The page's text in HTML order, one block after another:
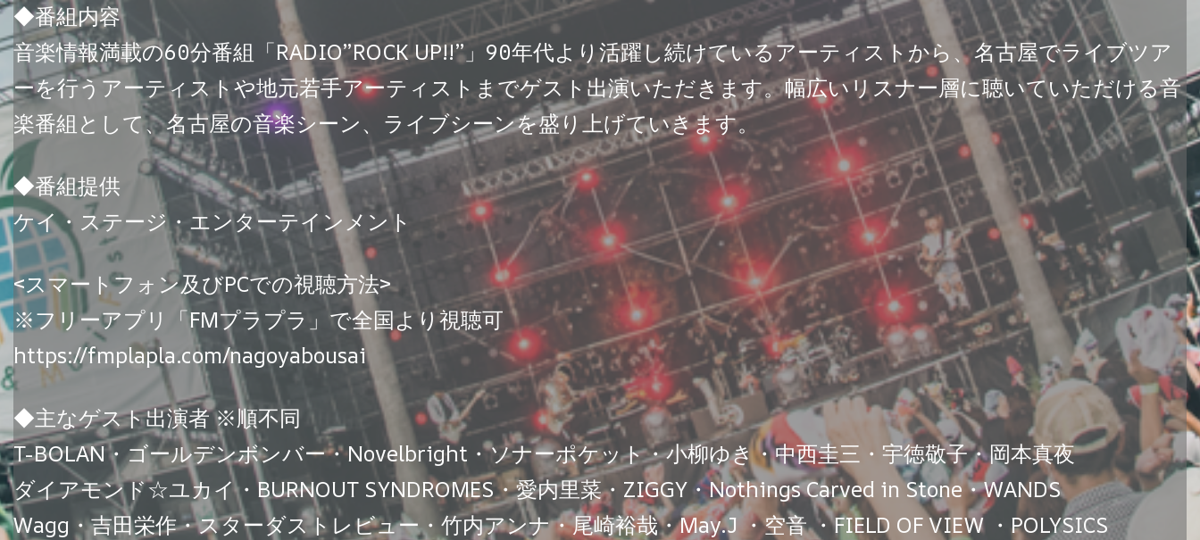
◆番組内容
音楽情報満載の60分番組「RADIO”ROCK UP!!”」90年代より活躍し続けているアーティストから、名古屋でライブツア
ーを行うアーティストや地元若手アーティストまでゲスト出演いただきます。幅広いリスナー層に聴いていただける音
楽番組として、名古屋の音楽シーン、ライブシーンを盛り上げていきます。
◆番組提供
ケイ・ステージ・エンターテインメント
<スマートフォン及びPCでの視聴方法>
※フリーアプリ「FMプラプラ」で全国より視聴可
https://fmplapla.com/nagoyabousai
◆主なゲスト出演者 ※順不同
T-BOLAN・ゴールデンボンバー・Novelbright・ソナーポケット・小柳ゆき・中西圭三・宇徳敬子・岡本真夜
ダイアモンド☆ユカイ・BURNOUT SYNDROMES・愛内里菜・ZIGGY・Nothings Carved in Stone・WANDS
Wagg・吉田栄作・スターダストレビュー・竹内アンナ・尾崎裕哉・May.J ・空音 ・FIELD OF VIEW ・POLYSICS